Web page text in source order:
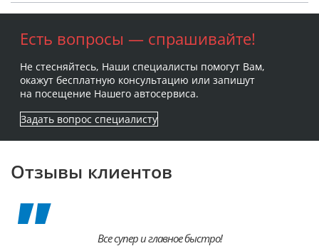
Есть вопросы — спрашивайте!
Не стесняйтесь, Наши специалисты помогут Вам,
окажут бесплатную консультацию или запишут
на посещение Нашего автосервиса.
Задать вопрос специалисту
Отзывы клиентов
Все супер и главное быстро!